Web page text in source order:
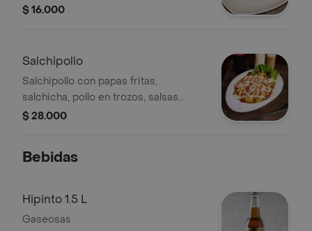
casa, mostaza, salsa de tomate, jamón
$ 16.000
Salchipollo
Salchipollo con papas fritas,
salchicha, pollo en trozos, salsas
(tartara y de tomate) y vegetales
$ 28.000
Bebidas
Hipinto 1.5 L
Gaseosas